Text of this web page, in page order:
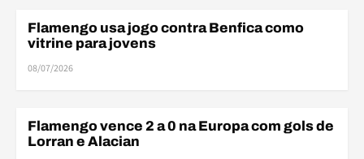
BASE
Flamengo usa jogo contra Benfica como
vitrine para jovens
08/07/2026
AMISTOSOS
Flamengo vence 2 a 0 na Europa com gols de
Lorran e Alacian